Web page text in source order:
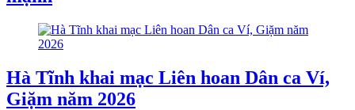
Hà Tĩnh khai mạc Liên hoan Dân ca Ví,
Giặm năm 2026